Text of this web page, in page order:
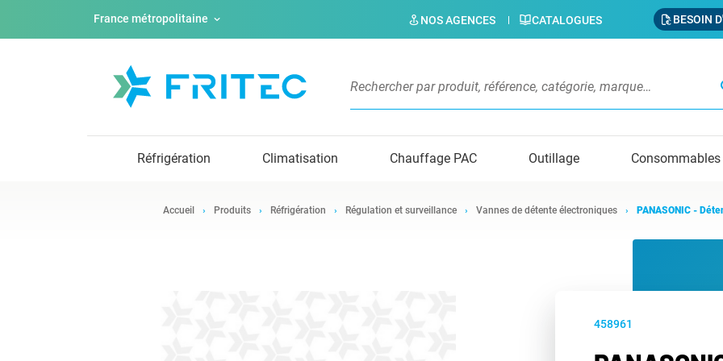
France métropolitaine NOS AGENCES CATALOGUES BESOIN
Réfrigération Climatisation Chauffage PAC Outillage Consommables
Accueil Produits Réfrigération Régulation et surveillance Vannes de détente électroniques PANASONIC -
458961